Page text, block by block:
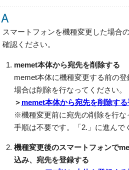
スマートフォンを機種変更した場合
確認ください。
memet本体から宛先を削除する
memet本体に機種変更する前の
場合は削除を行なってください。
＞ memet本体から宛先を削除する
※機種変更前に宛先の削除を行な
手順は不要です。「2.」に進んで
機種変更後のスマートフォンで
込み、宛先を登録する